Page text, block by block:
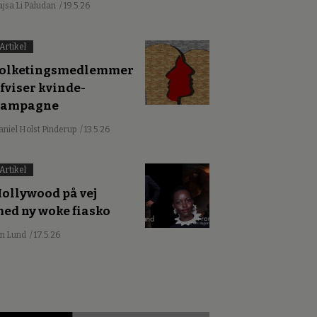
Li Paludan / 19.5.26
Artikel
kvinde-
Holst Pinderup / 13.5.26
Artikel
på vej
ny woke fiasko
Lund / 17.5.26